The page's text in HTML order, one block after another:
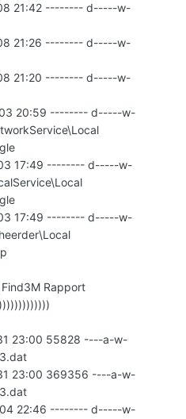
21:42 -------- d-----w-
21:26 -------- d-----w-
21:20 -------- d-----w-
20:59 -------- d-----w-
17:49 -------- d-----w-
17:49 -------- d-----w-
Rapport
23:00 55828 ----a-w-
23:00 369356 ----a-w-
22:46 -------- d-----w-